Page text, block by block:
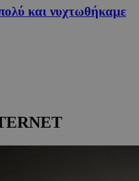
και νυχτωθήκαμε